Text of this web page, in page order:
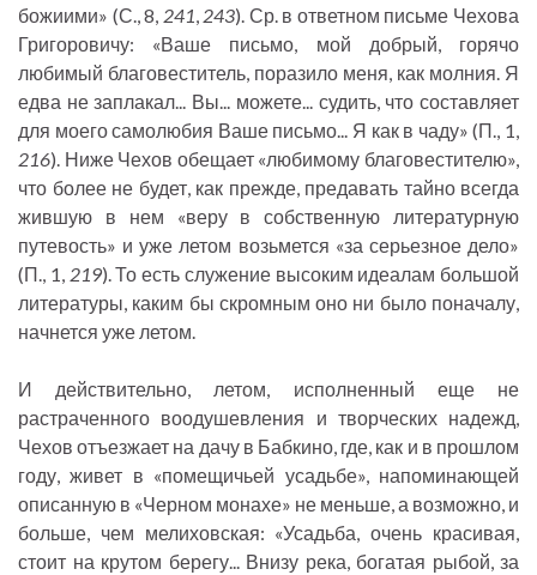
божиими» (С., 8, 241, 243). Ср. в ответном письме Чехова
Григоровичу: «Ваше письмо, мой добрый, горячо
любимый благовеститель, поразило меня, как молния. Я
едва не заплакал... Вы... можете... судить, что составляет
для моего самолюбия Ваше письмо... Я как в чаду» (П., 1,
216). Ниже Чехов обещает «любимому благовестителю»,
что более не будет, как прежде, предавать тайно всегда
жившую в нем «веру в собственную литературную
путевость» и уже летом возьмется «за серьезное дело»
(П., 1, 219). То есть служение высоким идеалам большой
литературы, каким бы скромным оно ни было поначалу,
начнется уже летом.
И действительно, летом, исполненный еще не
растраченного воодушевления и творческих надежд,
Чехов отъезжает на дачу в Бабкино, где, как и в прошлом
году, живет в «помещичьей усадьбе», напоминающей
описанную в «Черном монахе» не меньше, а возможно, и
больше, чем мелиховская: «Усадьба, очень красивая,
стоит на крутом берегу... Внизу река, богатая рыбой, за